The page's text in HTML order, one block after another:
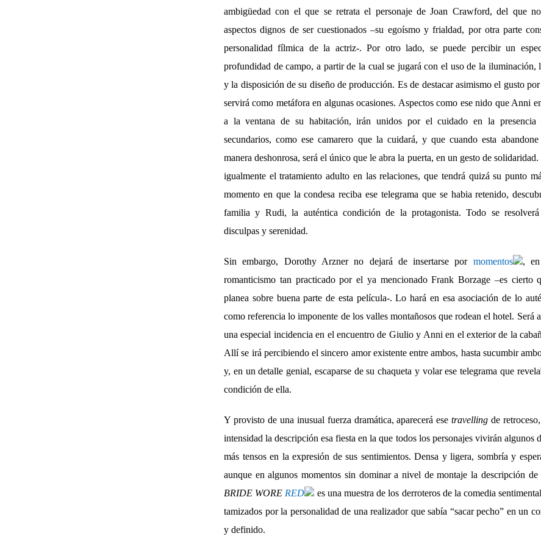
ambigüedad con el que se retrata el personaje de Joan Crawford, del que
aspectos dignos de ser cuestionados –su egoísmo y frialdad, por otra parte
personalidad fílmica de la actriz-. Por otro lado, se puede percibir un
profundidad de campo, a partir de la cual se jugará con el uso de la iluminación,
y la disposición de su diseño de producción. Es de destacar asimismo el gusto
servirá como metáfora en algunas ocasiones. Aspectos como ese nido que Anni
a la ventana de su habitación, irán unidos por el cuidado en la presencia
secundarios, como ese camarero que la cuidará, y que cuando esta
manera deshonrosa, será el único que le abra la puerta, en un gesto de solidaridad.
igualmente el tratamiento adulto en las relaciones, que tendrá quizá su punto
momento en que la condesa reciba ese telegrama que se habia retenido,
familia y Rudi, la auténtica condición de la protagonista. Todo se resolverá
disculpas y serenidad.
Sin embargo, Dorothy Arzner no dejará de insertarse pormomentos
,
romanticismo tan practicado por el ya mencionado Frank Borzage –es cierto
planea sobre buena parte de esta película-. Lo hará en esa asociación de lo
como referencia lo imponente de los valles montañosos que rodean el hotel. Será
una especial incidencia en el encuentro de Giulio y Anni en el exterior de la
Allí se irá percibiendo el sincero amor existente entre ambos, hasta sucumbir
y, en un detalle genial, escaparse de su chaqueta y volar ese telegrama que
condición de ella.
Y provisto de una inusual fuerza dramática, aparecerá esetravelling de
intensidad la descripción esa fiesta en la que todos los personajes vivirán algunos
más tensos en la expresión de sus sentimientos. Densa y ligera, sombría y
aunque en algunos momentos sin dominar a nivel de montaje la descripción de
BRIDE WORE RED
es una muestra de los derroteros de la comedia
tamizados por la personalidad de una realizador que sabía “sacar pecho” en un
y definido.